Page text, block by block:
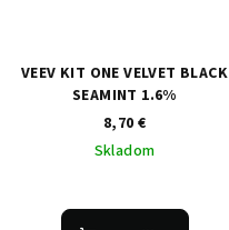
VEEV KIT ONE VELVET BLACK
SEAMINT 1.6%
8,70 €
Skladom